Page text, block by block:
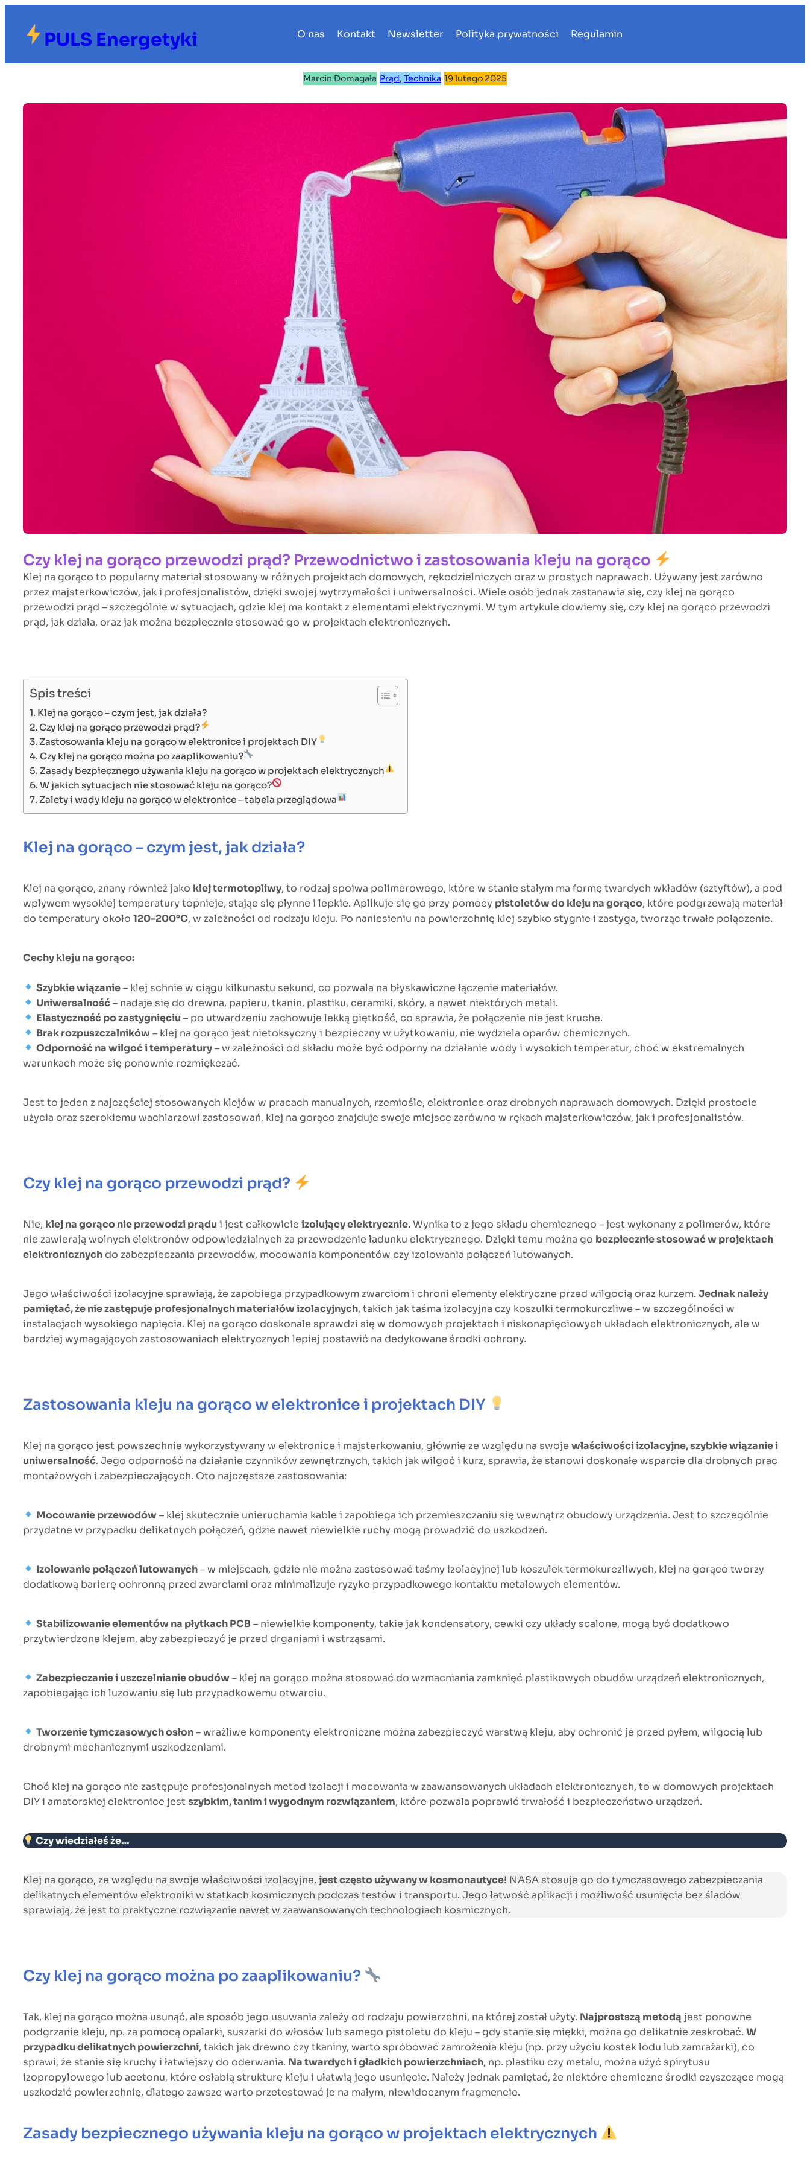
treści
PULS Energetyki O nas Kontakt Newsletter Polityka prywatności Regulamin
Marcin Domagała Prąd, Technika 19 lutego 2025
Czy klej na gorąco przewodzi prąd? Przewodnictwo i zastosowania kleju na gorąco
Klej na gorąco to popularny materiał stosowany w różnych projektach domowych, rękodzielniczych oraz w prostych naprawach. Używany jest zarówno
przez majsterkowiczów, jak i profesjonalistów, dzięki swojej wytrzymałości i uniwersalności. Wiele osób jednak zastanawia się, czy klej na gorąco
przewodzi prąd – szczególnie w sytuacjach, gdzie klej ma kontakt z elementami elektrycznymi. W tym artykule dowiemy się, czy klej na gorąco przewodzi
prąd, jak działa, oraz jak można bezpiecznie stosować go w projektach elektronicznych.
Spis treści
Klej na gorąco – czym jest, jak działa?
Czy klej na gorąco przewodzi prąd?
Zastosowania kleju na gorąco w elektronice i projektach DIY
Czy klej na gorąco można po zaaplikowaniu?
Zasady bezpiecznego używania kleju na gorąco w projektach elektrycznych
W jakich sytuacjach nie stosować kleju na gorąco?
Zalety i wady kleju na gorąco w elektronice – tabela przeglądowa
Klej na gorąco – czym jest, jak działa?
Klej na gorąco, znany również jako klej termotopliwy, to rodzaj spoiwa polimerowego, które w stanie stałym ma formę twardych wkładów (sztyftów), a pod
wpływem wysokiej temperatury topnieje, stając się płynne i lepkie. Aplikuje się go przy pomocy pistoletów do kleju na gorąco, które podgrzewają materiał
do temperatury około 120–200°C, w zależności od rodzaju kleju. Po naniesieniu na powierzchnię klej szybko stygnie i zastyga, tworząc trwałe połączenie.
Cechy kleju na gorąco:
Szybkie wiązanie– klej schnie w ciągu kilkunastu sekund, co pozwala na błyskawiczne łączenie materiałów.
Uniwersalność– nadaje się do drewna, papieru, tkanin, plastiku, ceramiki, skóry, a nawet niektórych metali.
Elastyczność po zastygnięciu – po utwardzeniu zachowuje lekką giętkość, co sprawia, że połączenie nie jest kruche.
Brak rozpuszczalników– klej na gorąco jest nietoksyczny i bezpieczny w użytkowaniu, nie wydziela oparów chemicznych.
Odporność na wilgoć i temperatury– w zależności od składu może być odporny na działanie wody i wysokich temperatur, choć w ekstremalnych
warunkach może się ponownie rozmiękczać.
Jest to jeden z najczęściej stosowanych klejów w pracach manualnych, rzemiośle, elektronice oraz drobnych naprawach domowych. Dzięki prostocie
użycia oraz szerokiemu wachlarzowi zastosowań, klej na gorąco znajduje swoje miejsce zarówno w rękach majsterkowiczów, jak i profesjonalistów.
Czy klej na gorąco przewodzi prąd?
Nie, klej na gorąco nie przewodzi prądu i jest całkowicie izolujący elektrycznie. Wynika to z jego składu chemicznego – jest wykonany z polimerów, które
nie zawierają wolnych elektronów odpowiedzialnych za przewodzenie ładunku elektrycznego. Dzięki temu można go bezpiecznie stosować w projektach
elektronicznychdo zabezpieczania przewodów, mocowania komponentów czy izolowania połączeń lutowanych.
Jego właściwości izolacyjne sprawiają, że zapobiega przypadkowym zwarciom i chroni elementy elektryczne przed wilgocią oraz kurzem. Jednak należy
pamiętać, że nie zastępuje profesjonalnych materiałów izolacyjnych, takich jak taśma izolacyjna czy koszulki termokurczliwe – w szczególności w
instalacjach wysokiego napięcia. Klej na gorąco doskonale sprawdzi się w domowych projektach i niskonapięciowych układach elektronicznych, ale w
bardziej wymagających zastosowaniach elektrycznych lepiej postawić na dedykowane środki ochrony.
Zastosowania kleju na gorąco w elektronice i projektach DIY
Klej na gorąco jest powszechnie wykorzystywany w elektronice i majsterkowaniu, głównie ze względu na swoje właściwości izolacyjne, szybkie wiązanie i
uniwersalność. Jego odporność na działanie czynników zewnętrznych, takich jak wilgoć i kurz, sprawia, że stanowi doskonałe wsparcie dla drobnych prac
montażowych i zabezpieczających. Oto najczęstsze zastosowania:
Mocowanie przewodów– klej skutecznie unieruchamia kable i zapobiega ich przemieszczaniu się wewnątrz obudowy urządzenia. Jest to szczególnie
przydatne w przypadku delikatnych połączeń, gdzie nawet niewielkie ruchy mogą prowadzić do uszkodzeń.
Izolowanie połączeń lutowanych– w miejscach, gdzie nie można zastosować taśmy izolacyjnej lub koszulek termokurczliwych, klej na gorąco tworzy
dodatkową barierę ochronną przed zwarciami oraz minimalizuje ryzyko przypadkowego kontaktu metalowych elementów.
Stabilizowanie elementów na płytkach PCB– niewielkie komponenty, takie jak kondensatory, cewki czy układy scalone, mogą być dodatkowo
przytwierdzone klejem, aby zabezpieczyć je przed drganiami i wstrząsami.
Zabezpieczanie i uszczelnianie obudów– klej na gorąco można stosować do wzmacniania zamknięć plastikowych obudów urządzeń elektronicznych,
zapobiegając ich luzowaniu się lub przypadkowemu otwarciu.
Tworzenie tymczasowych osłon– wrażliwe komponenty elektroniczne można zabezpieczyć warstwą kleju, aby ochronić je przed pyłem, wilgocią lub
drobnymi mechanicznymi uszkodzeniami.
Choć klej na gorąco nie zastępuje profesjonalnych metod izolacji i mocowania w zaawansowanych układach elektronicznych, to w domowych projektach
DIY i amatorskiej elektronice jest szybkim, tanim i wygodnym rozwiązaniem, które pozwala poprawić trwałość i bezpieczeństwo urządzeń.
Czy wiedziałeś że…
Klej na gorąco, ze względu na swoje właściwości izolacyjne, jest często używany w kosmonautyce! NASA stosuje go do tymczasowego zabezpieczania
delikatnych elementów elektroniki w statkach kosmicznych podczas testów i transportu. Jego łatwość aplikacji i możliwość usunięcia bez śladów
sprawiają, że jest to praktyczne rozwiązanie nawet w zaawansowanych technologiach kosmicznych.
Czy klej na gorąco można po zaaplikowaniu?
Tak, klej na gorąco można usunąć, ale sposób jego usuwania zależy od rodzaju powierzchni, na której został użyty. Najprostszą metodą jest ponowne
podgrzanie kleju, np. za pomocą opalarki, suszarki do włosów lub samego pistoletu do kleju – gdy stanie się miękki, można go delikatnie zeskrobać. W
przypadku delikatnych powierzchni, takich jak drewno czy tkaniny, warto spróbować zamrożenia kleju (np. przy użyciu kostek lodu lub zamrażarki), co
sprawi, że stanie się kruchy i łatwiejszy do oderwania. Na twardych i gładkich powierzchniach, np. plastiku czy metalu, można użyć spirytusu
izopropylowego lub acetonu, które osłabią strukturę kleju i ułatwią jego usunięcie. Należy jednak pamiętać, że niektóre chemiczne środki czyszczące mogą
uszkodzić powierzchnię, dlatego zawsze warto przetestować je na małym, niewidocznym fragmencie.
Zasady bezpiecznego używania kleju na gorąco w projektach elektrycznych